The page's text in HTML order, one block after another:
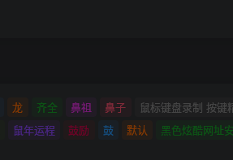
龙 齐全 鼻祖 鼻子 鼠标键盘录制 按键
鼠年运程 鼓励 鼓 默认 黑色炫酷网址